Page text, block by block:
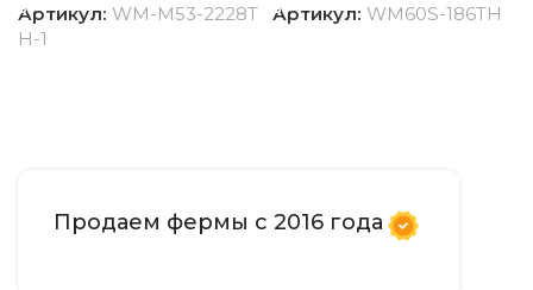
Артикул: WM-M53-2228T
H-1
Артикул: WM60S-186TH
Продаем фермы с 2016 года